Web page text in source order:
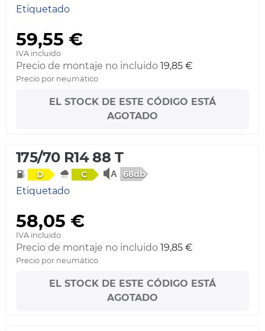
Etiquetado
59,55 €
IVA incluido
Precio de montaje no incluido 19,85 €
Precio por neumático
EL STOCK DE ESTE CÓDIGO ESTÁ
AGOTADO
175/70 R14 88 T
D C 68db
Etiquetado
58,05 €
IVA incluido
Precio de montaje no incluido 19,85 €
Precio por neumático
EL STOCK DE ESTE CÓDIGO ESTÁ
AGOTADO